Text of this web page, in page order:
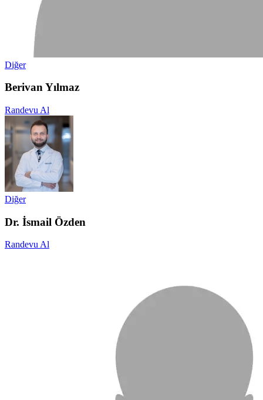
Diğer
Berivan Yılmaz
Randevu Al
Diğer
Dr. İsmail Özden
Randevu Al